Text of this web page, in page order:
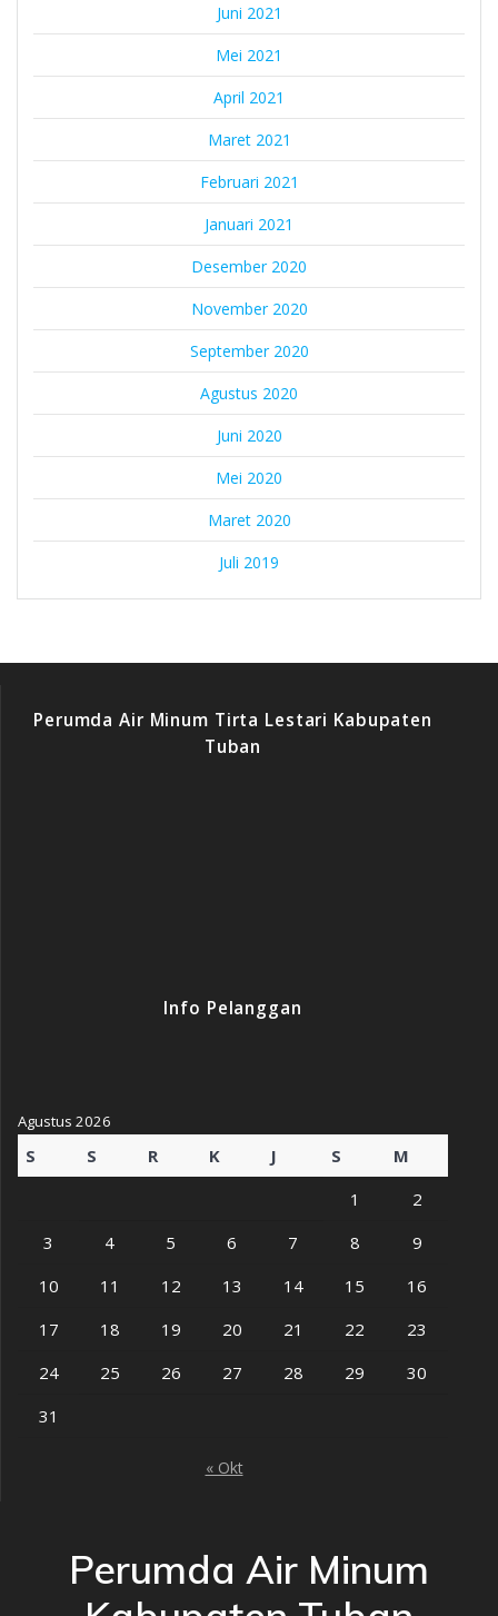
Juni 2021
Mei 2021
April 2021
Maret 2021
Februari 2021
Januari 2021
Desember 2020
November 2020
September 2020
Agustus 2020
Juni 2020
Mei 2020
Maret 2020
Juli 2019
Perumda Air Minum Tirta Lestari Kabupaten
Tuban
Info Pelanggan
Agustus 2026
S S R K J S
M
1
2
3
4 5 6 7 8
9
10
11 12 13 14 15
16
17
18 19 20 21 22
23
24
25 26 27 28 29
30
31
« Okt
Perumda Air Minum